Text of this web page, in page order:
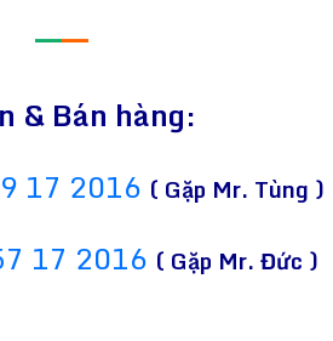
——
& Bán hàng:
17 2016 ( Gặp Mr. Tùng )
17 2016 ( Gặp Mr. Đức )